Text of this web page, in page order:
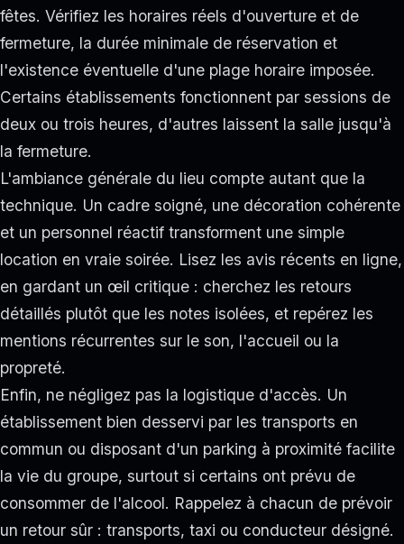
fêtes. Vérifiez les horaires réels d'ouverture et de
fermeture, la durée minimale de réservation et
l'existence éventuelle d'une plage horaire imposée.
Certains établissements fonctionnent par sessions de
deux ou trois heures, d'autres laissent la salle jusqu'à
la fermeture.
L'ambiance générale du lieu compte autant que la
technique. Un cadre soigné, une décoration cohérente
et un personnel réactif transforment une simple
location en vraie soirée. Lisez les avis récents en ligne,
en gardant un œil critique : cherchez les retours
détaillés plutôt que les notes isolées, et repérez les
mentions récurrentes sur le son, l'accueil ou la
propreté.
Enfin, ne négligez pas la logistique d'accès. Un
établissement bien desservi par les transports en
commun ou disposant d'un parking à proximité facilite
la vie du groupe, surtout si certains ont prévu de
consommer de l'alcool. Rappelez à chacun de prévoir
un retour sûr : transports, taxi ou conducteur désigné.